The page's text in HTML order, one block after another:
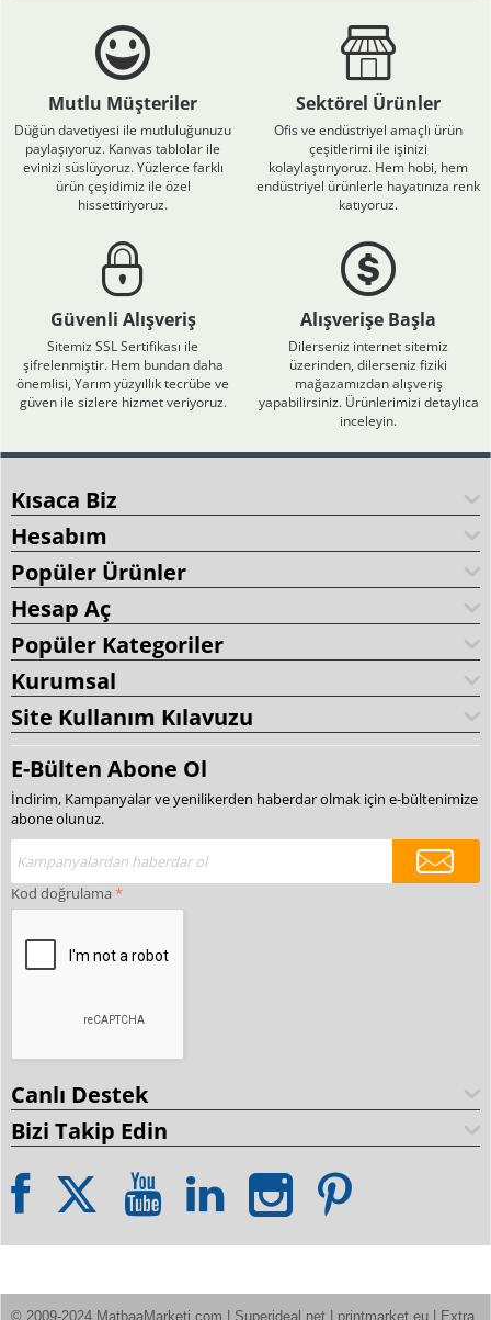
Mutlu Müşteriler
Düğün davetiyesi ile mutluluğunuzu
paylaşıyoruz. Kanvas tablolar ile
evinizi süslüyoruz. Yüzlerce farklı
ürün çeşidimiz ile özel
hissettiriyoruz.
Sektörel Ürünler
Ofis ve endüstriyel amaçlı ürün
çeşitlerimi ile işinizi
kolaylaştırıyoruz. Hem hobi, hem
endüstriyel ürünlerle hayatınıza renk
katıyoruz.
Güvenli Alışveriş
Sitemiz SSL Sertifikası ile
şifrelenmiştir. Hem bundan daha
önemlisi, Yarım yüzyıllık tecrübe ve
güven ile sizlere hizmet veriyoruz.
Alışverişe Başla
Dilerseniz internet sitemiz
üzerinden, dilerseniz fiziki
mağazamızdan alışveriş
yapabilirsiniz. Ürünlerimizi detaylıca
inceleyin.
Kısaca Biz
Hesabım
Popüler Ürünler
Hesap Aç
Popüler Kategoriler
Kurumsal
Site Kullanım Kılavuzu
E-Bülten Abone Ol
İndirim, Kampanyalar ve yenilikerden haberdar olmak için e-bültenimize
abone olunuz.
Kod doğrulama
Canlı Destek
Bizi Takip Edin
© 2009-2024 MatbaaMarketi.com | Superideal.net | printmarket.eu | Extra